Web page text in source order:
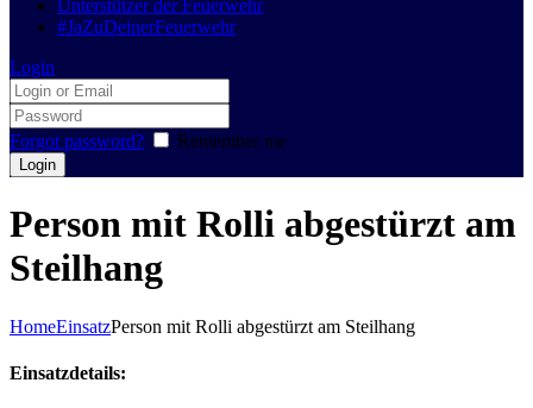
Unterstützer der Feuerwehr
#JaZuDeinerFeuerwehr
Login
Forgot password? Remember me
Person mit Rolli abgestürzt am
Steilhang
HomeEinsatzPerson mit Rolli abgestürzt am Steilhang
Einsatzdetails: